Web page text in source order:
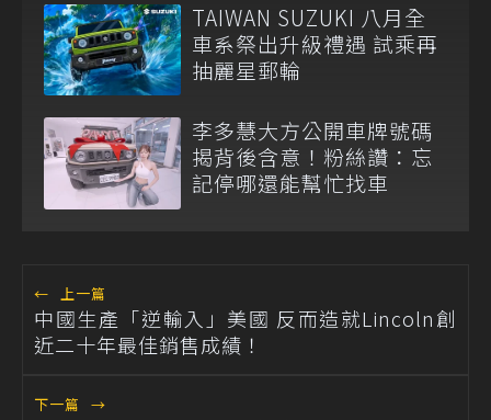
TAIWAN SUZUKI 八月全
車系祭出升級禮遇 試乘再
抽麗星郵輪
李多慧大方公開車牌號碼
揭背後含意！粉絲讚：忘
記停哪還能幫忙找車
← 上一篇
中國生產「逆輸入」美國 反而造就Lincoln創
近二十年最佳銷售成績！
下一篇 →